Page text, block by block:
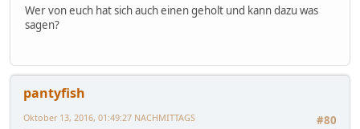
Wer von euch hat sich auch einen geholt und kann dazu was
sagen?
pantyfish
#80
Oktober 13, 2016, 01:49:27 NACHMITTAGS